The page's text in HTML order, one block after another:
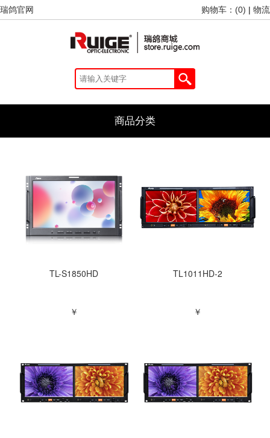
瑞鸽官网 购物车：(0) | 物流
商品分类
TL-S1850HD
￥
TL1011HD-2
￥